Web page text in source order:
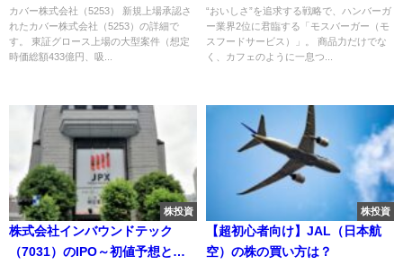
カバー株式会社（5253） 新規上場承認さ
れたカバー株式会社（5253）の詳細で
す。 東証グロース上場の大型案件（想定
時価総額433億円、吸...
かる？株主優待・配当金情報も
紹介
“おいしさ”を追求する戦略で、ハンバーガ
ー業界2位に君臨する「モスバーガー（モ
スフードサービス）」。 商品力だけでな
く、カフェのように一息つ...
株投資
株式会社インバウンドテック
（7031）のIPO～初値予想と新
株投資
【超初心者向け】JAL（日本航
空）の株の買い方は？